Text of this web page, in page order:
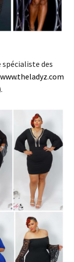
spécialiste des
www.theladyz.com